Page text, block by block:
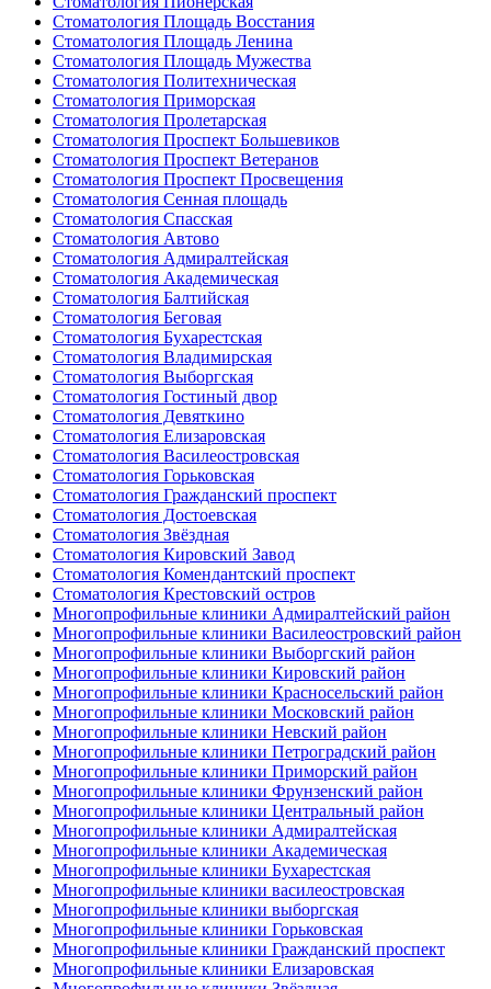
Стоматология Площадь Восстания
Стоматология Площадь Ленина
Стоматология Площадь Мужества
Стоматология Политехническая
Стоматология Приморская
Стоматология Пролетарская
Стоматология Проспект Большевиков
Стоматология Проспект Ветеранов
Стоматология Проспект Просвещения
Стоматология Сенная площадь
Стоматология Спасская
Стоматология Автово
Стоматология Адмиралтейская
Стоматология Академическая
Стоматология Балтийская
Стоматология Беговая
Стоматология Бухарестская
Стоматология Владимирская
Стоматология Выборгская
Стоматология Гостиный двор
Стоматология Девяткино
Стоматология Елизаровская
Стоматология Василеостровская
Стоматология Горьковская
Стоматология Гражданский проспект
Стоматология Достоевская
Стоматология Звёздная
Стоматология Кировский Завод
Стоматология Комендантский проспект
Стоматология Крестовский остров
Многопрофильные клиники Адмиралтейский район
Многопрофильные клиники Василеостровский район
Многопрофильные клиники Выборгский район
Многопрофильные клиники Кировский район
Многопрофильные клиники Красносельский район
Многопрофильные клиники Московский район
Многопрофильные клиники Невский район
Многопрофильные клиники Петроградский район
Многопрофильные клиники Приморский район
Многопрофильные клиники Фрунзенский район
Многопрофильные клиники Центральный район
Многопрофильные клиники Адмиралтейская
Многопрофильные клиники Академическая
Многопрофильные клиники Бухарестская
Многопрофильные клиники василеостровская
Многопрофильные клиники выборгская
Многопрофильные клиники Горьковская
Многопрофильные клиники Гражданский проспект
Многопрофильные клиники Елизаровская